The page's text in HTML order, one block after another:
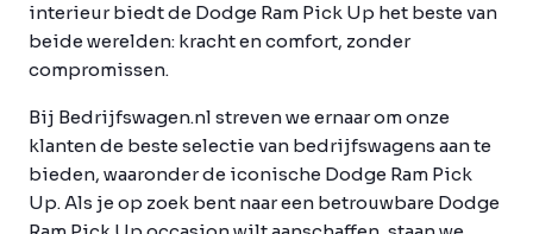
interieur biedt de Dodge Ram Pick Up het beste van
beide werelden: kracht en comfort, zonder
compromissen.
Bij Bedrijfswagen.nl streven we ernaar om onze
klanten de beste selectie van bedrijfswagens aan te
bieden, waaronder de iconische Dodge Ram Pick
Up. Als je op zoek bent naar een betrouwbare Dodge